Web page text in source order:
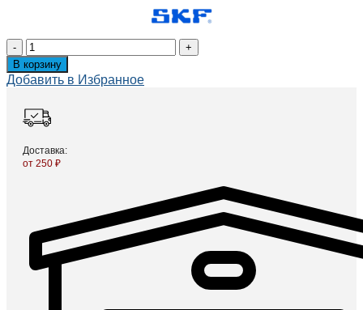
Вал
линейный
LJM
20
ESSC1
quantity
В корзину
Добавить в Избранное
Доставка:
от 250 ₽